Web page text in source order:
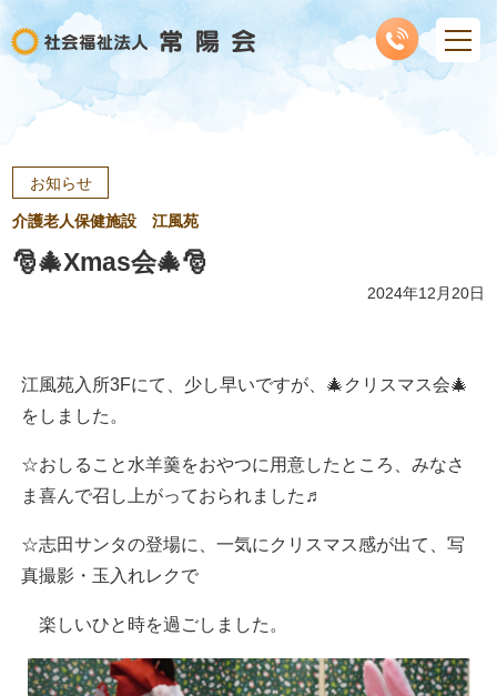
お知らせ
介護老人保健施設 江風苑
🎅🎄Xmas会🎄🎅
2024年12月20日
江風苑入所3Fにて、少し早いですが、🎄クリスマス会🎄
をしました。
☆おしること水羊羹をおやつに用意したところ、みなさ
ま喜んで召し上がっておられました♬
☆志田サンタの登場に、一気にクリスマス感が出て、写
真撮影・玉入れレクで
楽しいひと時を過ごしました。